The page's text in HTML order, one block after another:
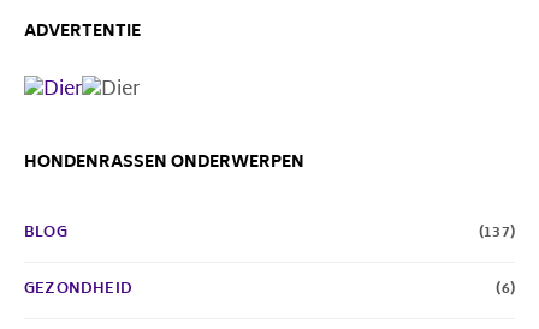
ADVERTENTIE
HONDENRASSEN ONDERWERPEN
BLOG (137)
GEZONDHEID (6)